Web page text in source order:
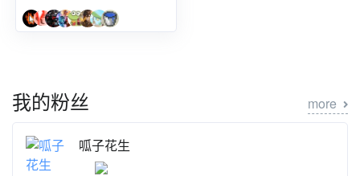
我的粉丝 more
呱子花生